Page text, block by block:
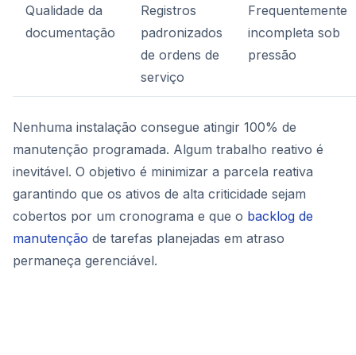
Qualidade da
documentação
Registros
padronizados
de ordens de
serviço
Frequentemente
incompleta sob
pressão
Nenhuma instalação consegue atingir 100% de
manutenção programada. Algum trabalho reativo é
inevitável. O objetivo é minimizar a parcela reativa
garantindo que os ativos de alta criticidade sejam
cobertos por um cronograma e que o backlog de
manutenção de tarefas planejadas em atraso
permaneça gerenciável.